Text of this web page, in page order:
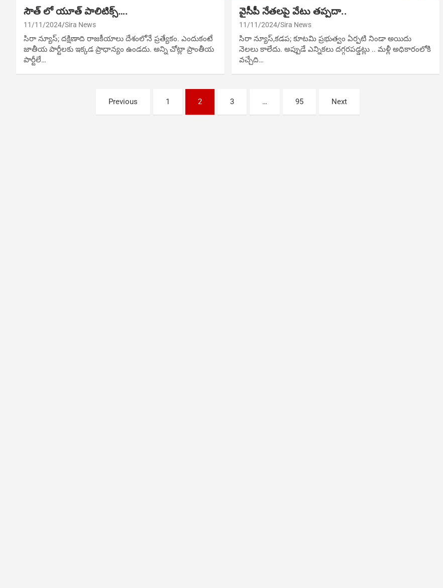
సౌత్ లో యూత్ పాలిటిక్స్….
11/11/2024 Sira News
సిరా న్యూస్; దక్షిణాది రాజకీయాలు దేశంలోనే ప్రత్యేకం. ఎందుకంటే
జాతీయ పార్టీలకు ఇక్కడ ప్రాధాన్యం ఉండదు. అన్ని చోట్లా ప్రాంతీయ
పార్టీలే…
వైసీపీ నేతలపై వేటు తప్పదా..
11/11/2024 Sira News
సిరా న్యూస్,కడప; కూటమి ప్రభుత్వం ఏర్పటి నిండా అయిదు
నెలలు కాలేదు. అప్పుడే ఎన్నికలు దగ్గరపడ్డట్లు .. మళ్లీ అధికారంలోకి
వచ్చేది…
Previous 1 2 3 … 95 Next